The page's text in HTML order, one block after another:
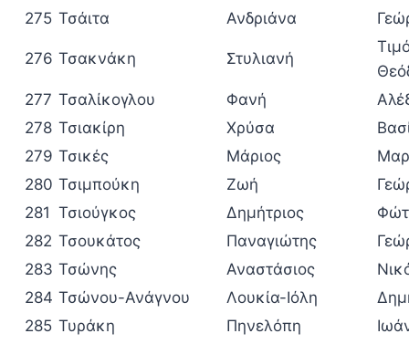
275 Τσάιτα Ανδριάνα
276 Τσακνάκη Στυλιανή
277 Τσαλίκογλου Φανή
278 Τσιακίρη Χρύσα
279 Τσικές Μάριος
280 Τσιμπούκη Ζωή
281 Τσιούγκος Δημήτριος
282 Τσουκάτος Παναγιώτης
283 Τσώνης Αναστάσιος
284 Τσώνου-Ανάγνου Λουκία-Ιόλη
285 Τυράκη Πηνελόπη